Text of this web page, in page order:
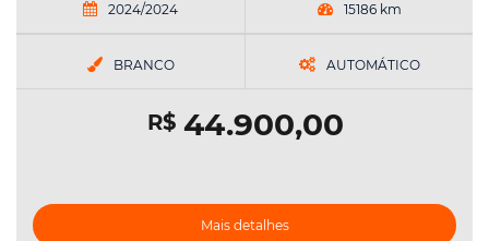
2024/2024 15186 km
BRANCO AUTOMÁTICO
R$44.900,00
Mais detalhes